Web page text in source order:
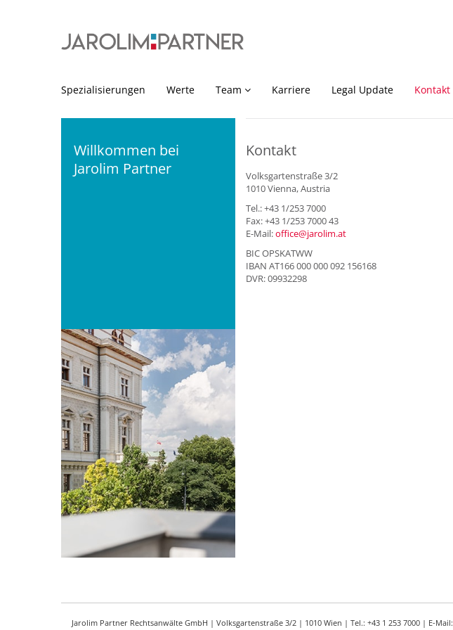
Spezialisierungen Werte Team Karriere Legal Update Kontakt
Willkommen bei
Jarolim Partner
Kontakt
Volksgartenstraße 3/2
1010 Vienna, Austria
Tel.: +43 1/253 7000
Fax: +43 1/253 7000 43
E-Mail:office@jarolim.at
BIC OPSKATWW
IBAN AT166 000 000 092 156168
DVR: 09932298
Jarolim Partner Rechtsanwälte GmbH | Volksgartenstraße 3/2 | 1010 Wien | Tel.: +43 1 253 7000 | E-Mail: